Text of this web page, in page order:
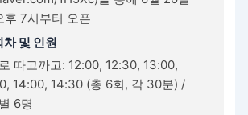
후 7시부터 오픈
및 인원
따고까고: 12:00, 12:30, 13:00,
14:00, 14:30 (총 6회, 각 30분) /
6명